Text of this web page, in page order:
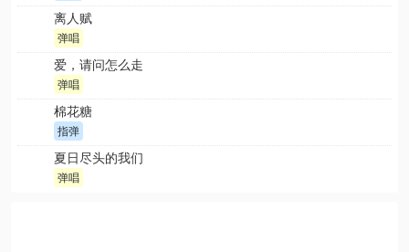
离人赋
弹唱
爱，请问怎么走
弹唱
棉花糖
指弹
夏日尽头的我们
弹唱